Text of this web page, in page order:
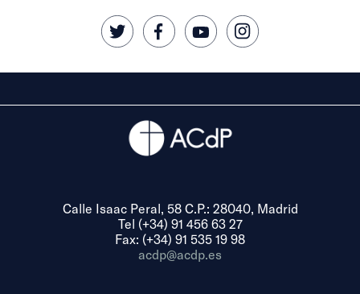
Calle Isaac Peral, 58 C.P.: 28040, Madrid
Tel (+34) 91 456 63 27
Fax: (+34) 91 535 19 98
acdp@acdp.es